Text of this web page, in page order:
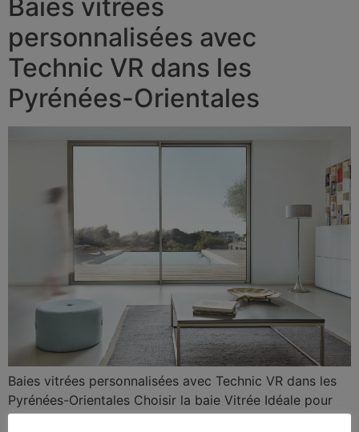
Baies vitrées
personnalisées avec
Technic VR dans les
Pyrénées-Orientales
Baies vitrées personnalisées avec Technic VR dans les
Pyrénées-Orientales Choisir la baie Vitrée Idéale pour
Votre Maison dans les Pyrénées-Orientales Pour choisir